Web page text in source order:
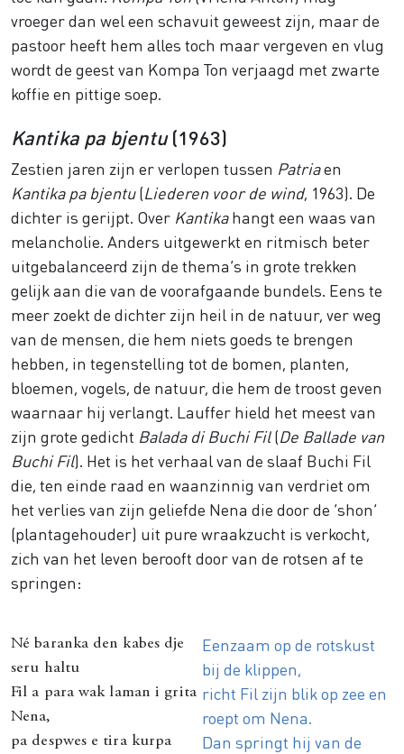
vroeger dan wel een schavuit geweest zijn, maar de
pastoor heeft hem alles toch maar vergeven en vlug
wordt de geest van Kompa Ton verjaagd met zwarte
koffie en pittige soep.
Kantika pa bjentu(1963)
Zestien jaren zijn er verlopen tussen Patriaen
Kantika pa bjentu(Liederen voor de wind, 1963). De
dichter is gerijpt. Over Kantikahangt een waas van
melancholie. Anders uitgewerkt en ritmisch beter
uitgebalanceerd zijn de thema’s in grote trekken
gelijk aan die van de voorafgaande bundels. Eens te
meer zoekt de dichter zijn heil in de natuur, ver weg
van de mensen, die hem niets goeds te brengen
hebben, in tegenstelling tot de bomen, planten,
bloemen, vogels, de natuur, die hem de troost geven
waarnaar hij verlangt. Lauffer hield het meest van
zijn grote gedicht Balada di Buchi Fil(De Ballade van
Buchi Fil). Het is het verhaal van de slaaf Buchi Fil
die, ten einde raad en waanzinnig van verdriet om
het verlies van zijn geliefde Nena die door de ‘shon’
(plantagehouder) uit pure wraakzucht is verkocht,
zich van het leven berooft door van de rotsen af te
springen:
Né baranka den kabes dje
seru haltu
Fil a para wak laman i grita
Nena,
pa despwes e tira kurpa
Eenzaam op de rotskust
bij de klippen,
richt Fil zijn blik op zee en
roept om Nena.
Dan springt hij van de